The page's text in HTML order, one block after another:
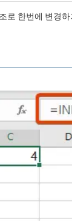
로 한번에 변경하